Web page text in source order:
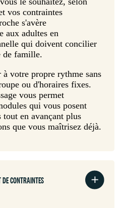
vos contraintes
s'avère
aux adultes en
qui doivent concilier
de famille.
à votre propre rythme sans
ou d'horaires fixes.
vous permet
qui vous posent
en avançant plus
que vous maîtrisez déjà.
CONTRAINTES